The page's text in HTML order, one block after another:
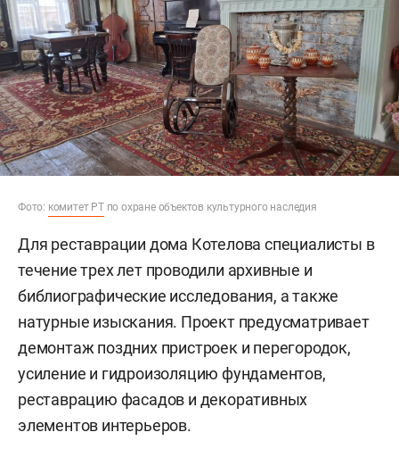
Фото: комитет РТпо охране объектов культурного наследия
Для реставрации дома Котелова специалисты в
течение трех лет проводили архивные и
библиографические исследования, а также
натурные изыскания. Проект предусматривает
демонтаж поздних пристроек и перегородок,
усиление и гидроизоляцию фундаментов,
реставрацию фасадов и декоративных
элементов интерьеров.